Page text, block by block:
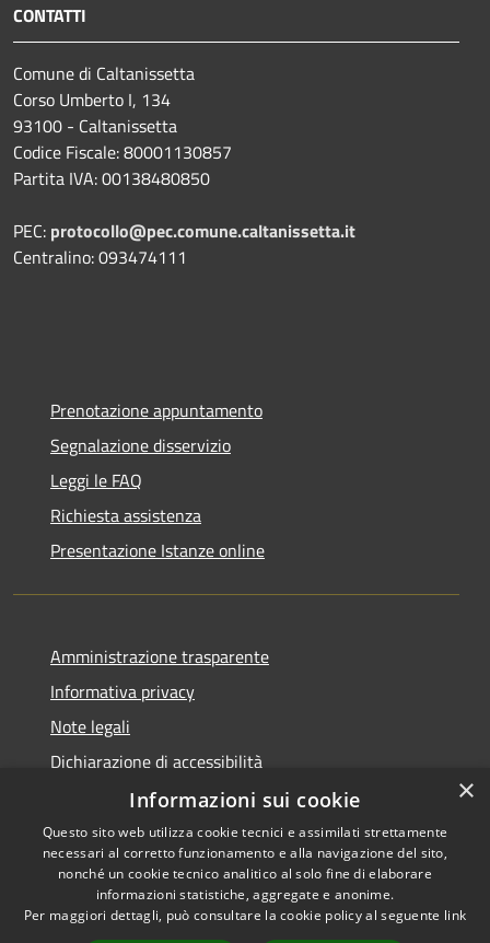
CONTATTI
Comune di Caltanissetta
Corso Umberto I, 134
93100 - Caltanissetta
Codice Fiscale: 80001130857
Partita IVA: 00138480850
PEC: protocollo@pec.comune.caltanissetta.it
Centralino: 093474111
Prenotazione appuntamento
Segnalazione disservizio
Leggi le FAQ
Richiesta assistenza
Presentazione Istanze online
Amministrazione trasparente
Informativa privacy
Note legali
Dichiarazione di accessibilità
Accessibilità
Privacy
Copyright © 2026 • Comune di
Caltanissetta • Powered by
Municipium•Accesso
×
Informazioni sui cookie
Questo sito web utilizza cookie tecnici e assimilati strettamente
necessari al corretto funzionamento e alla navigazione del sito,
nonché un cookie tecnico analitico al solo fine di elaborare
informazioni statistiche, aggregate e anonime.
Per maggiori dettagli, può consultare la cookie policy al seguente link